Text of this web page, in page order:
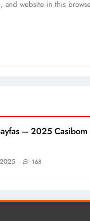
and website in this
– 2025 Casibom
168